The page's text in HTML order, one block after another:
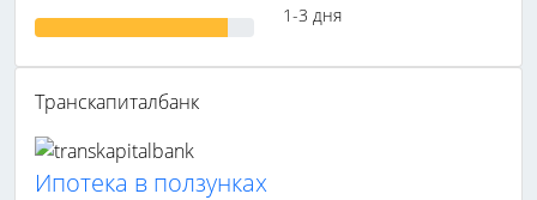
1-3 дня
Транскапиталбанк
Ипотека в ползунках